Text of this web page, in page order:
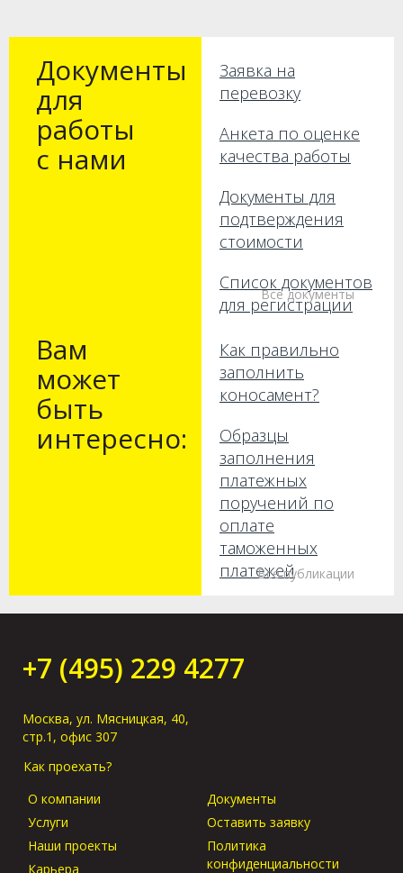
Документы
для
работы
с нами
Заявка на
перевозку
Анкета по оценке
качества работы
Документы для
подтверждения
стоимости
Список документов
для регистрации
Все документы
Вам
может
быть
интересно:
Как правильно
заполнить
коносамент?
Образцы
заполнения
платежных
поручений по
оплате
таможенных
платежей
Как получить груз
оригиналов в
порту прибытия?
Все публикации
+7 (495) 229 4277
Москва, ул. Мясницкая, 40,
стр.1, офис 307
Как проехать?
О компании
Услуги
Наши проекты
Карьера
Документы
Оставить заявку
Политика
конфиденциальности